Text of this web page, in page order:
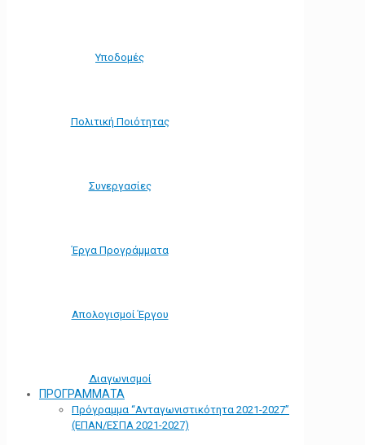
Υποδομές
Πολιτική Ποιότητας
Συνεργασίες
Έργα Προγράμματα
Απολογισμοί Έργου
Διαγωνισμοί
ΠΡΟΓΡΑΜΜΑΤΑ
Πρόγραμμα “Ανταγωνιστικότητα 2021-2027”
(ΕΠΑΝ/ΕΣΠΑ 2021-2027)